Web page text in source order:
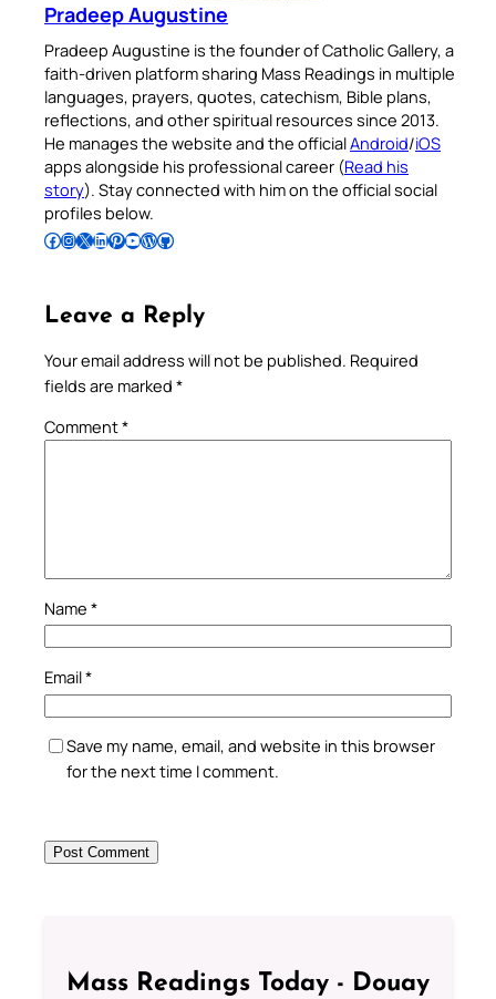
Pradeep Augustine
Pradeep Augustine is the founder of Catholic Gallery, a
faith-driven platform sharing Mass Readings in multiple
languages, prayers, quotes, catechism, Bible plans,
reflections, and other spiritual resources since 2013.
He manages the website and the officialAndroid/iOS
apps alongside his professional career (Read his
story). Stay connected with him on the official social
profiles below.
Follow Pradeep on Facebook Follow Pradeep on InstagramFollow Pradeep on X Follow Pradeep on LinkedIn Follow Pradeep on Pinterest Subscribe to Pradeep’s Youtube Channel Follow Pradeep on WordPress Follow Pradeep on GitHub
Leave a Reply
Your email address will not be published. Required
fields are marked *
Comment*
Name *
Email*
Save my name, email, and website in this browser
for the next time I comment.
Mass Readings Today - Douay